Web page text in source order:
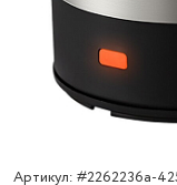
Артикул: #2262236a-